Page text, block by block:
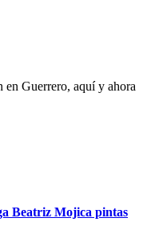
en Guerrero, aquí y ahora
Beatriz Mojica pintas